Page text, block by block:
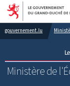
gouvernement.lu
Ministère de